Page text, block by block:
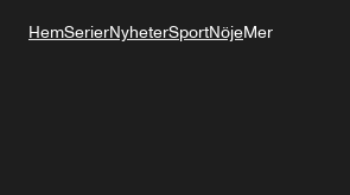
HemSerierNyheterSportNöjeMer